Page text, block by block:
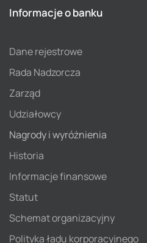
Informacje o banku
Dane rejestrowe
Rada Nadzorcza
Zarząd
Udziałowcy
Nagrody i wyróżnienia
Historia
Informacje finansowe
Statut
Schemat organizacyjny
Polityka ładu korporacyjnego